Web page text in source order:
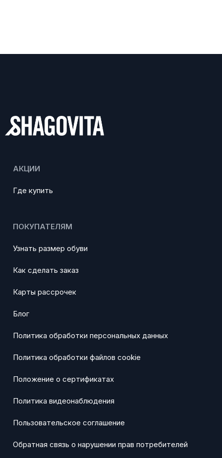
АКЦИИ
Где купить
ПОКУПАТЕЛЯМ
Узнать размер обуви
Как сделать заказ
Карты рассрочек
Блог
Политика обработки персональных данных
Политика обработки файлов cookie
Положение о сертификатах
Политика видеонаблюдения
Пользовательское соглашение
Обратная связь о нарушении прав потребителей